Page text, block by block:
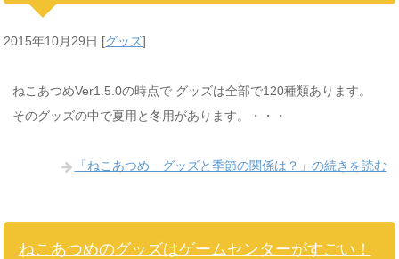
2015年10月29日 [グッズ]
ねこあつめVer1.5.0の時点で グッズは全部で120種類あります。
そのグッズの中で夏用と冬用があります。・・・
「ねこあつめ グッズと季節の関係は？」の続きを読む
ねこあつめのグッズはゲームセンターがすごい！